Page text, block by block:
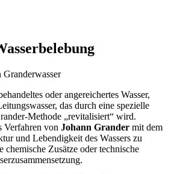
oder angereichertes Wasser,
das durch eine spezielle
Methode „revitalisiert“ wird.
Verfahren von Johann Grander mit dem
und Lebendigkeit des Wassers zu
chemische Zusätze oder technische